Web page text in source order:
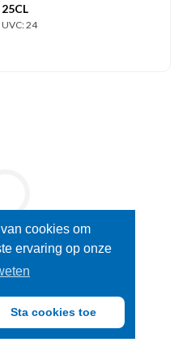
cookies om
ervaring op onze
Sta cookies toe
25CL
UVC: 24